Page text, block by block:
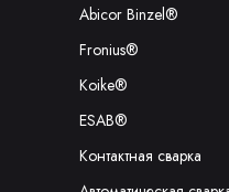
Abicor Binzel®
Fronius®
Koike®
ESAB®
Контактная сварка